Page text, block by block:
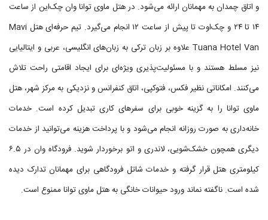
و اتاق چمدان به مهمانان ارائه می‌شود. در هتل ماوی توانا وان چک‌این از ساعت
۱۴ تا ۲۴ و چک‌اوت تا پیش از ساعت ۱۲ انجام می‌گیرد. تیم حرفه‌ای هتل Mavi
Tuana Hotel Van علاوه بر زبان ترکی به زبان‌های انگلیسی، عربی و ایتالیایی
نیز مسلط هستند و با مسئولیت‌پذیری ویژه‌ای برای ایجاد اقامتی راحت تلاش
می‌کنند. امکاناتی نظیر فکس، فتوکپی، اتاق کنفرانس و نزدیکی به مرکز شهر، هتل
ماوی توانا را به گزینه خوبی برای سفرهای کاری تبدیل کرده است. خدمات
خانه‌داری به صورت روزانه انجام می‌شود و با پرداخت هزینه می‌توانید از خدمات
دیگری همچون خشک‌شویی، لاندری و اتو برخوردار شوید. فرودگاه وان در ۶.۵
کیلومتری هتل قرار گرفته و خدمات شاتل فرودگاهی برای مهمانان تدارک دیده
شده است. ناگفته نماند ورود حیوانات خانگی به هتل ماوی توانا ممنوع است.